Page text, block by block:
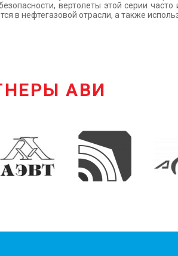
вертолеты этой серии
в нефтегазовой отрасли, а также
АВИ